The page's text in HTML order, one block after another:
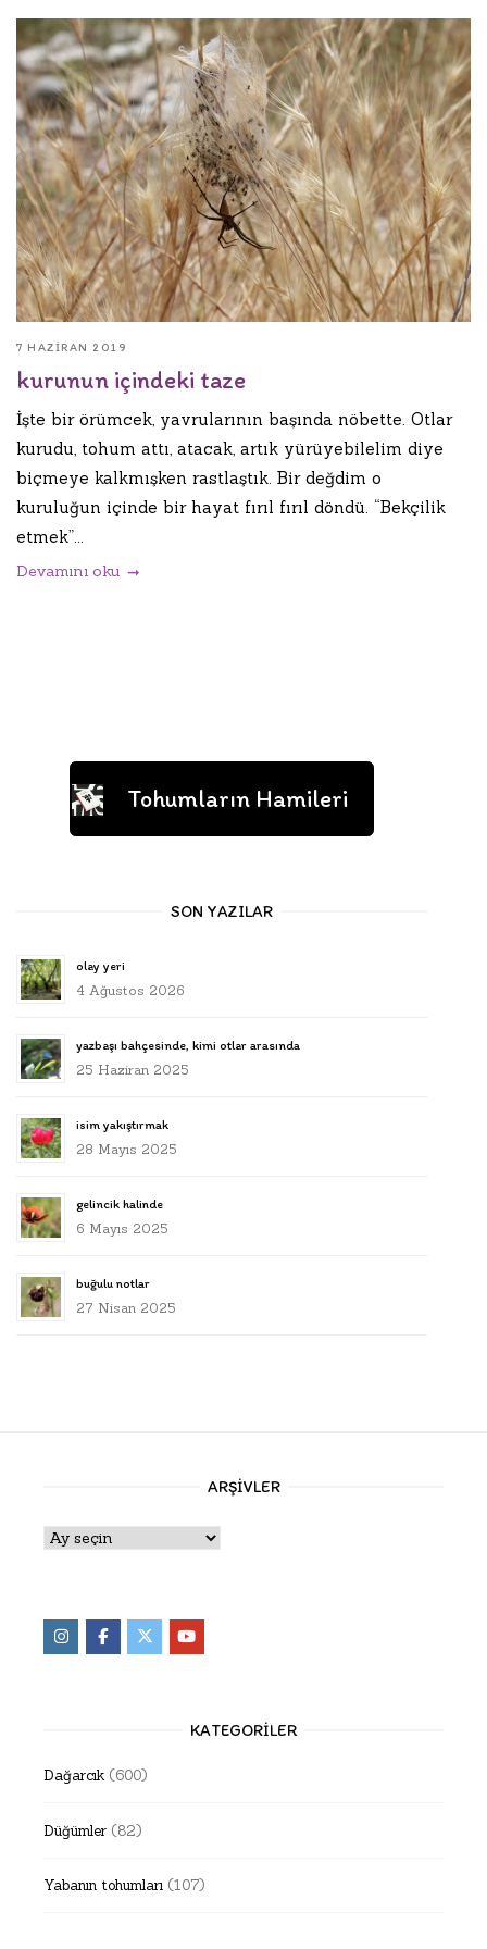
7 HAZIRAN 2019
kurunun içindeki taze
İşte bir örümcek, yavrularının başında nöbette. Otlar
kurudu, tohum attı, atacak, artık yürüyebilelim diye
biçmeye kalkmışken rastlaştık. Bir değdim o
kuruluğun içinde bir hayat fırıl fırıl döndü. “Bekçilik
etmek”...
Devamını oku
Tohumların Hamileri
SON YAZILAR
olay yeri
4 Ağustos 2026
yazbaşı bahçesinde, kimi otlar arasında
25 Haziran 2025
isim yakıştırmak
28 Mayıs 2025
gelincik halinde
6 Mayıs 2025
buğulu notlar
27 Nisan 2025
ARŞIVLER
Arşivler
KATEGORILER
Dağarcık (600)
Düğümler (82)
Yabanın tohumları (107)